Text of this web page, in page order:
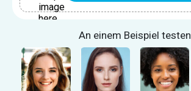
An einem Beispiel testen